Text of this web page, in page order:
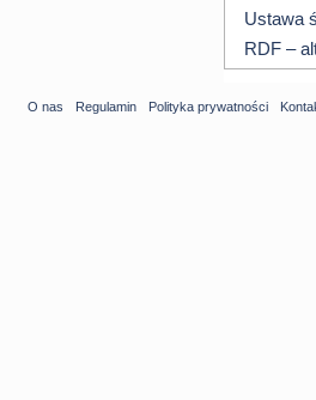
Ustawa
RDF –
O nas Regulamin Polityka prywatności